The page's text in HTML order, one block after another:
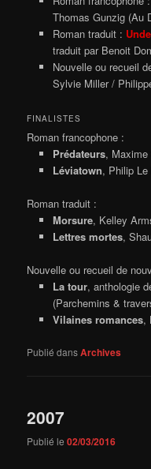
Thomas Gunzig (Au
Roman traduit :
traduit par Benoit
Nouvelle ou recueil
Sylvie Miller /
FINALISTES
Roman francophone :
Prédateurs, Maxime
Léviatown, Philip Le
Roman traduit :
Morsure, Kelley
Lettres mortes,
Nouvelle ou recueil de
La tour, anthologie
(Parchemins &
Vilaines romances,
Publié dansArchives
2007
Publié le02/03/2016